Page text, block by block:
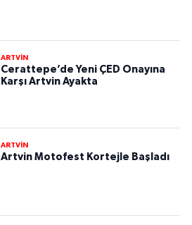
ARTVİN
Cerattepe’de Yeni ÇED Onayına
Karşı Artvin Ayakta
ARTVİN
Artvin Motofest Kortejle Başladı